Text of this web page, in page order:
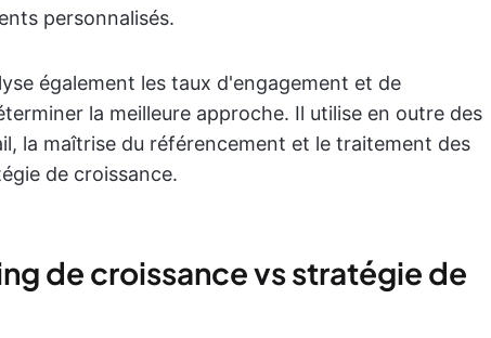
personnalisés.
également les taux d'engagement et de
la meilleure approche. Il utilise en outre des
la maîtrise du référencement et le traitement des
de croissance.
de croissance vs stratégie de